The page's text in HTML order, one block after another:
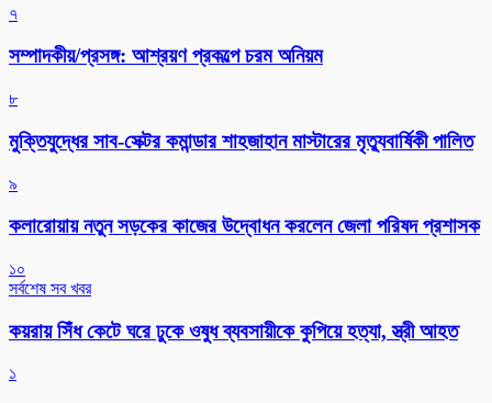
৭
সম্পাদকীয়/প্রসঙ্গ: আশ্রয়ণ প্রকল্পে চরম অনিয়ম
৮
মুক্তিযুদ্ধের সাব-সেক্টর কমান্ডার শাহজাহান মাস্টারের মৃত্যুবার্ষিকী পালিত
৯
কলারোয়ায় নতুন সড়কের কাজের উদ্বোধন করলেন জেলা পরিষদ প্রশাসক
১০
সর্বশেষ সব খবর
কয়রায় সিঁধ কেটে ঘরে ঢুকে ওষুধ ব্যবসায়ীকে কুপিয়ে হত্যা, স্ত্রী আহত
১